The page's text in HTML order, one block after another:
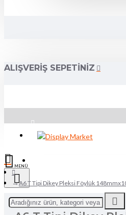
ALIŞVERIŞ SEPETINIZ
Üye Girişi
Mağaza Aç
A6 T Tipi Dikey Pleksi Föylük